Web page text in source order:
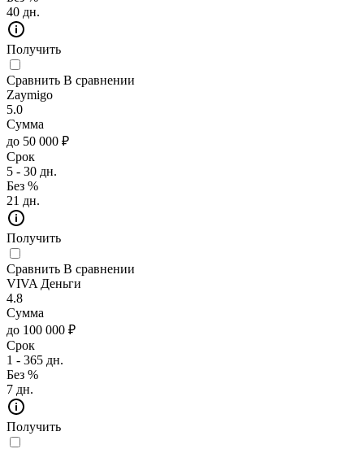
40 дн.
Получить
Сравнить В сравнении
Zaymigo
5.0
Сумма
до 50 000 ₽
Срок
5 - 30 дн.
Без %
21 дн.
Получить
Сравнить В сравнении
VIVA Деньги
4.8
Сумма
до 100 000 ₽
Срок
1 - 365 дн.
Без %
7 дн.
Получить